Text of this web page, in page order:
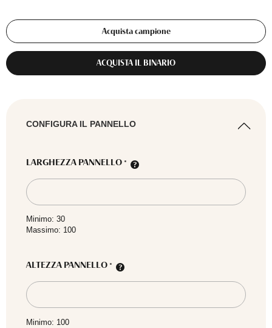
Acquista campione
ACQUISTA IL BINARIO
CONFIGURA IL PANNELLO
LARGHEZZA PANNELLO*
Minimo: 30
Massimo: 100
ALTEZZA PANNELLO*
Minimo: 100